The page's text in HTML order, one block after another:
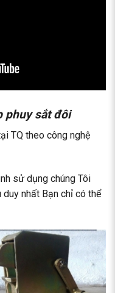
phuy sắt đôi
TQ theo công nghệ
sử dụng chúng Tôi
nhất Bạn chỉ có thể